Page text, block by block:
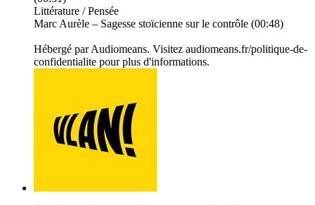
Littérature / Pensée
Marc Aurèle – Sagesse stoïcienne sur le contrôle (00:48)
Hébergé par Audiomeans. Visitez audiomeans.fr/politique-de-
confidentialite pour plus d'informations.